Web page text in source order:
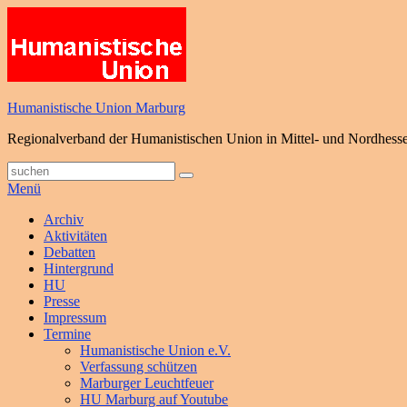
springen
Humanistische Union Marburg
Regionalverband der Humanistischen Union in Mittel- und
Suche
nach:
Suchen
Menü
Primäres
Menü
Archiv
Aktivitäten
Debatten
Hintergrund
HU
Presse
Impressum
Termine
Humanistische Union e.V.
Verfassung schützen
Marburger Leuchtfeuer
HU Marburg auf Youtube